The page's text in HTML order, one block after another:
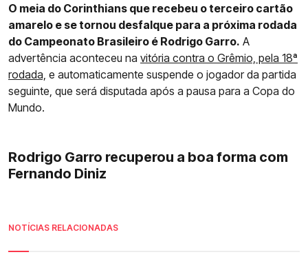
O meia do Corinthians que recebeu o terceiro cartão
amarelo e se tornou desfalque para a próxima rodada
do Campeonato Brasileiro é Rodrigo Garro. A
advertência aconteceu na vitória contra o Grêmio, pela 18ª
rodada, e automaticamente suspende o jogador da partida
seguinte, que será disputada após a pausa para a Copa do
Mundo.
Rodrigo Garro recuperou a boa forma com
Fernando Diniz
NOTÍCIAS RELACIONADAS